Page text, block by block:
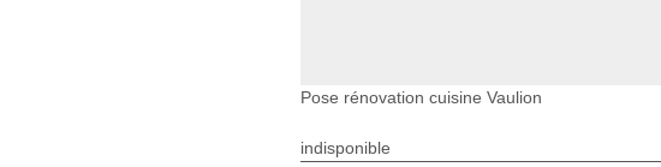
Pose rénovation cuisine Vaulion
indisponible